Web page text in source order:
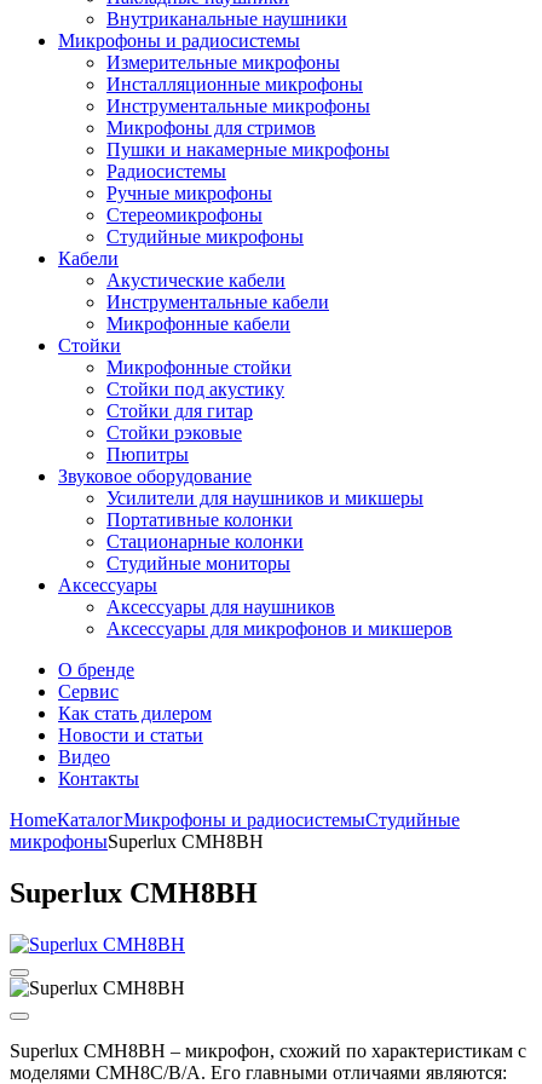
Внутриканальные наушники
Микрофоны и радиосистемы
Измерительные микрофоны
Инсталляционные микрофоны
Инструментальные микрофоны
Микрофоны для стримов
Пушки и накамерные микрофоны
Радиосистемы
Ручные микрофоны
Стереомикрофоны
Студийные микрофоны
Кабели
Акустические кабели
Инструментальные кабели
Микрофонные кабели
Стойки
Микрофонные стойки
Стойки под акустику
Стойки для гитар
Стойки рэковые
Пюпитры
Звуковое оборудование
Усилители для наушников и микшеры
Портативные колонки
Стационарные колонки
Студийные мониторы
Аксессуары
Аксессуары для наушников
Аксессуары для микрофонов и микшеров
О бренде
Сервис
Как стать дилером
Новости и статьи
Видео
Контакты
HomeКаталогМикрофоны и радиосистемыСтудийные
микрофоныSuperlux CMH8BH
Superlux CMH8BH
Superlux CMH8BH – микрофон, схожий по характеристикам с
моделями CMH8C/B/A. Его главными отличаями являются: